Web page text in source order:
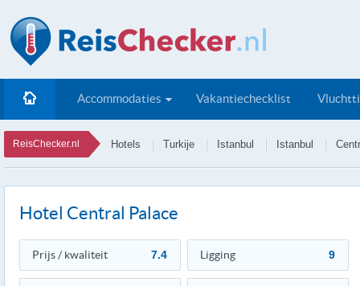
Accommodaties Vakantiechecklist
ReisChecker.nl Hotels Turkije Istanbul Istanbul
Hotel Central Palace
Prijs / kwaliteit 7.4 Ligging 9